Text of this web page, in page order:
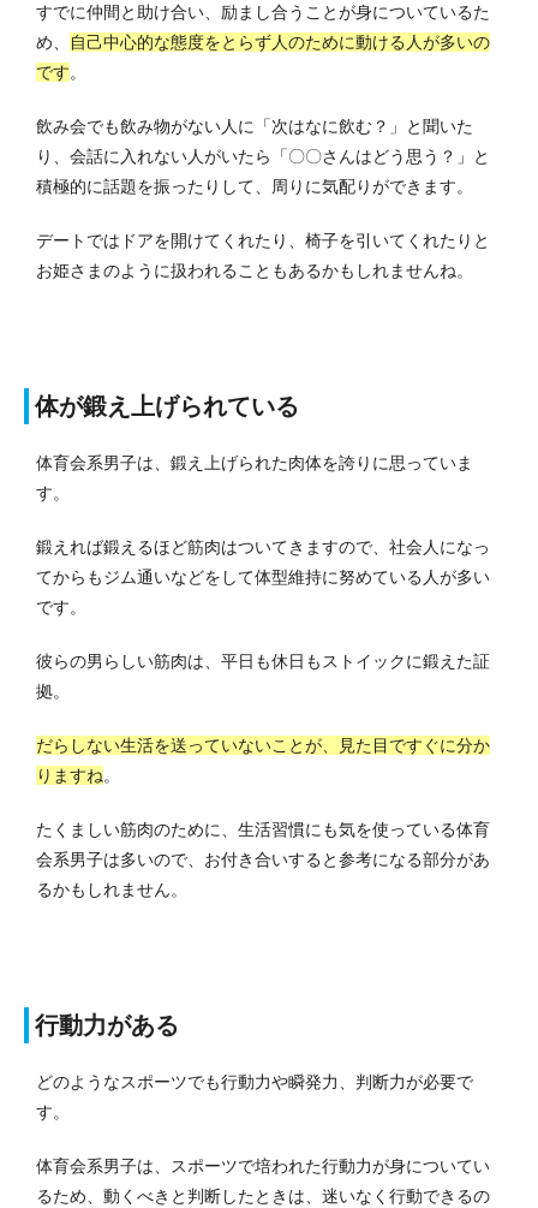
すでに仲間と助け合い、励まし合うことが身についているた
め、
自己中心的な態度をとらず人のために動ける人が多いの
です。
飲み会でも飲み物がない人に「次はなに飲む？」と聞いた
り、会話に入れない人がいたら「〇〇さんはどう思う？」と
積極的に話題を振ったりして、周りに気配りができます。
デートではドアを開けてくれたり、椅子を引いてくれたりと
お姫さまのように扱われることもあるかもしれませんね。
体が鍛え上げられている
体育会系男子は、鍛え上げられた肉体を誇りに思っていま
す。
鍛えれば鍛えるほど筋肉はついてきますので、社会人になっ
てからもジム通いなどをして体型維持に努めている人が多い
です。
彼らの男らしい筋肉は、平日も休日もストイックに鍛えた証
拠。
だらしない生活を送っていないことが、見た目ですぐに分か
りますね。
たくましい筋肉のために、生活習慣にも気を使っている体育
会系男子は多いので、お付き合いすると参考になる部分があ
るかもしれません。
行動力がある
どのようなスポーツでも行動力や瞬発力、判断力が必要で
す。
体育会系男子は、スポーツで培われた行動力が身についてい
るため、動くべきと判断したときは、迷いなく行動できるの